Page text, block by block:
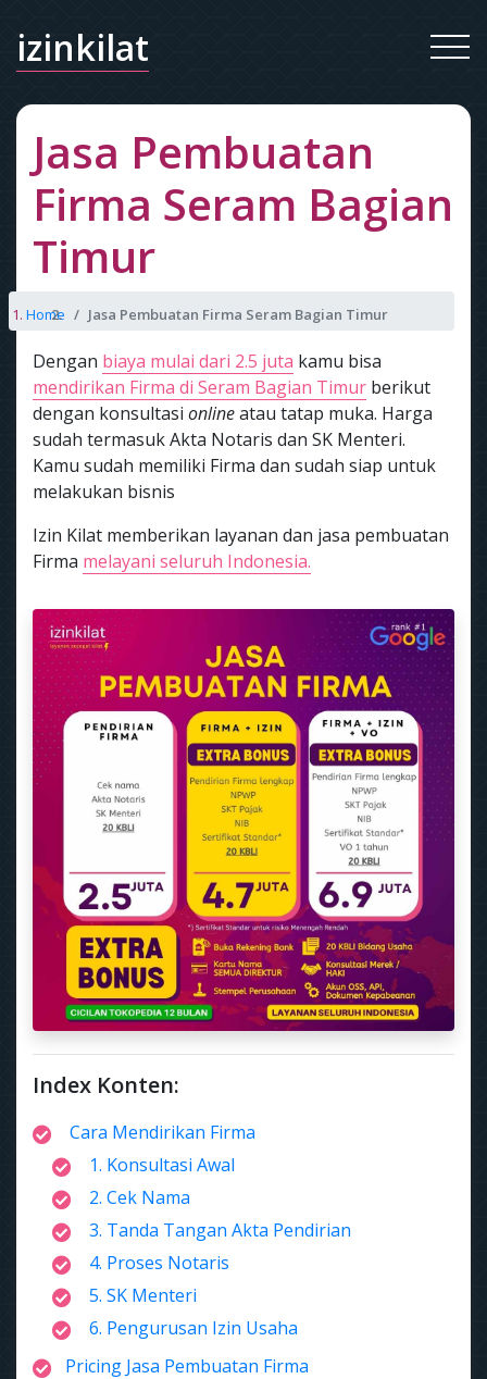
izinkilat
Jasa Pembuatan
Firma Seram Bagian
Timur
Home Jasa Pembuatan Firma Seram Bagian Timur
Dengan biaya mulai dari 2.5 juta kamu bisa
mendirikan Firma di Seram Bagian Timur berikut
dengan konsultasi onlineatau tatap muka. Harga
sudah termasuk Akta Notaris dan SK Menteri.
Kamu sudah memiliki Firma dan sudah siap untuk
melakukan bisnis
Izin Kilat memberikan layanan dan jasa pembuatan
Firma melayani seluruh Indonesia.
Index Konten:
Cara Mendirikan Firma
1. Konsultasi Awal
2. Cek Nama
3. Tanda Tangan Akta Pendirian
4. Proses Notaris
5. SK Menteri
6. Pengurusan Izin Usaha
Pricing Jasa Pembuatan Firma